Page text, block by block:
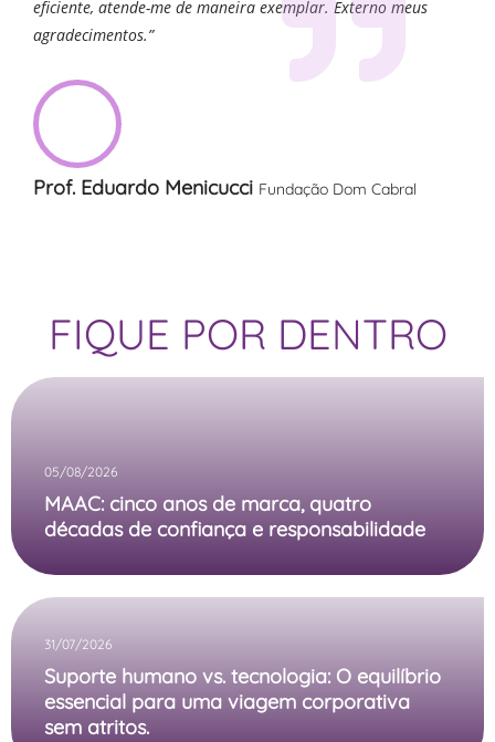
eficiente, atende-me de maneira exemplar. Externo meus
agradecimentos.”
Prof. Eduardo Menicucci Fundação Dom Cabral
FIQUE POR DENTRO
05/08/2026
MAAC: cinco anos de marca, quatro
décadas de confiança e responsabilidade
31/07/2026
Suporte humano vs. tecnologia: O equilíbrio
essencial para uma viagem corporativa
sem atritos.